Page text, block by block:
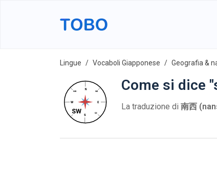
Lingue Vocaboli Giapponese Geografia &
Come si dice
La traduzione di 南西